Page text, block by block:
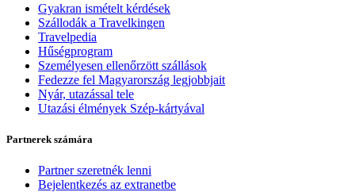
Gyakran ismételt kérdések
Szállodák a Travelkingen
Travelpedia
Hűségprogram
Személyesen ellenőrzött szállások
Fedezze fel Magyarország legjobbjait
Nyár, utazással tele
Utazási élmények Szép-kártyával
Partnerek számára
Partner szeretnék lenni
Bejelentkezés az extranetbe